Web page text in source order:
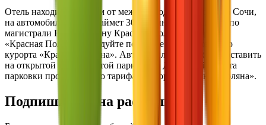
Отель находится в 45 км от международного аэропорта Сочи,
на автомобиле дорога займет 30-40 минут. Двигайтесь по
магистрали Е97 в сторону Красной Поляны и курорта
«Красная Поляна». Следуйте по трассе 42 километра до
курорта «Красная Поляна». Автомобиль можно будет оставить
на открытой или закрытой парковках. Для гостей оплата
парковки происходит по тарифам курорта «Красная Поляна».
Подпишитесь на рассылку